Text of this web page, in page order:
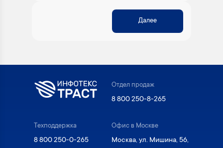
Далее
Отдел продаж
8 800 250-8-265
Техподдержка
8 800 250-0-265
Офис в Москве
Москва, ул. Мишина, 56,